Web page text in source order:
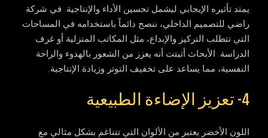
يمتد تأثيره الإيجابي ليشمل تحسين الأداء والإنتاجية. في شركة
راضي للتصميم الداخلي، ننصح دائماً باستخدامه في المساحات
التي تتطلب التركيز والإبداع، مثل المكاتب المنزلية أو غرف
الدراسة. الأبحاث أثبتت أنه يعزز من الشعور بالهدوء والراحة
النفسية، مما يساعد على تخفيف التوتر وزيادة الإنتاجية.
4- تعزيز الإضاءة الطبيعية
اللون الأخضر يعتبر من الألوان التي تتناغم بشكل مثالي مع